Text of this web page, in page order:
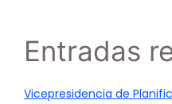
Entradas
Vicepresidencia de